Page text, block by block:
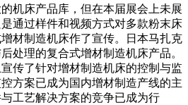
机床产品库，但在本届展会上未展
通过样件和视频方式对多款粉末床
材制造机床作了宣传。日本马扎克
处理的复合式增材制造机床产品。
传了针对增材制造机床的控制与监
方案已成为国内增材制造产线的主
工艺解决方案的竞争已成为行